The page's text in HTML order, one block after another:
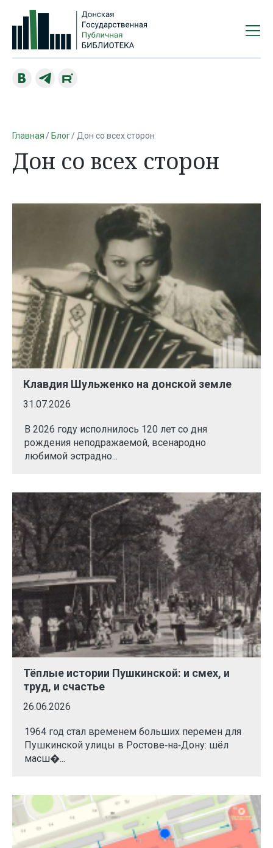
Главная Блог Дон со всех сторон
Дон со всех сторон
Клавдия Шульженко на донской земле
31.07.2026
В 2026 году исполнилось 120 лет со дня
рождения неподражаемой, всенародно
любимой эстрадно...
Тёплые истории Пушкинской: и смех, и
труд, и счастье
26.06.2026
1964 год стал временем больших перемен для
Пушкинской улицы в Ростове‑на‑Дону: шёл
масш�...